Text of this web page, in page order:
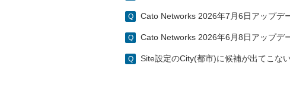
Cato Networks 2026年7月6日アップデ
Cato Networks 2026年6月8日アップデ
Site設定のCity(都市)に候補が出てこな